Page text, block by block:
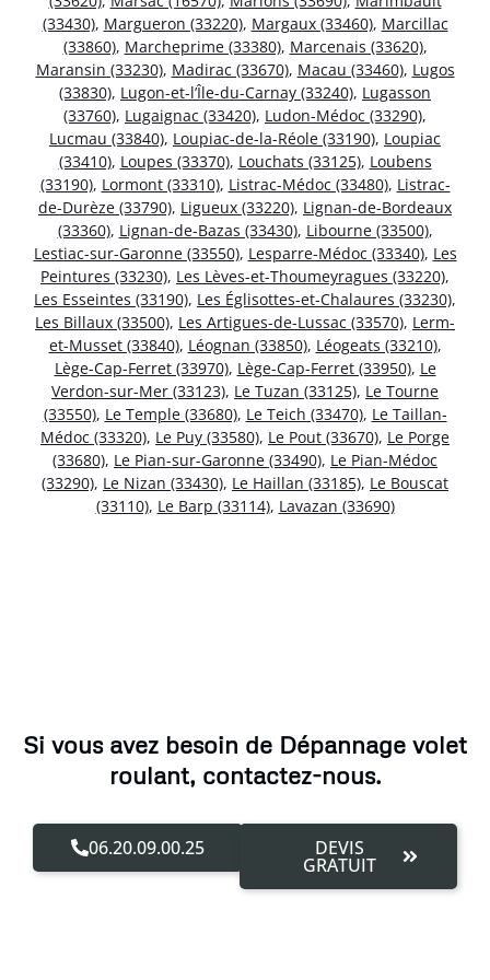
(33430), Margueron (33220), Margaux (33460), Marcillac
(33860), Marcheprime (33380), Marcenais (33620),
Maransin (33230), Madirac (33670), Macau (33460), Lugos
(33830), Lugon-et-l’Île-du-Carnay (33240), Lugasson
(33760), Lugaignac (33420), Ludon-Médoc (33290),
Lucmau (33840), Loupiac-de-la-Réole (33190), Loupiac
(33410), Loupes (33370), Louchats (33125), Loubens
(33190), Lormont (33310), Listrac-Médoc (33480), Listrac-
de-Durèze (33790), Ligueux (33220), Lignan-de-Bordeaux
(33360), Lignan-de-Bazas (33430), Libourne (33500),
Lestiac-sur-Garonne (33550), Lesparre-Médoc (33340), Les
Peintures (33230), Les Lèves-et-Thoumeyragues (33220),
Les Esseintes (33190), Les Églisottes-et-Chalaures (33230),
Les Billaux (33500), Les Artigues-de-Lussac (33570), Lerm-
et-Musset (33840), Léognan (33850), Léogeats (33210),
Lège-Cap-Ferret (33970), Lège-Cap-Ferret (33950), Le
Verdon-sur-Mer (33123), Le Tuzan (33125), Le Tourne
(33550), Le Temple (33680), Le Teich (33470), Le Taillan-
Médoc (33320), Le Puy (33580), Le Pout (33670), Le Porge
(33680), Le Pian-sur-Garonne (33490), Le Pian-Médoc
(33290), Le Nizan (33430), Le Haillan (33185), Le Bouscat
(33110), Le Barp (33114), Lavazan (33690)
Si vous avez besoin de Dépannage volet
roulant, contactez-nous.
06.20.09.00.25 DEVIS
GRATUIT